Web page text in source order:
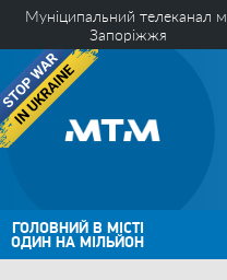
Муніципальний телеканал м.
Запоріжжя
ГОЛОВНИЙ В МІСТІ
ОДИН НА МІЛЬЙОН